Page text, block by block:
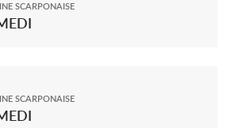
SCARPONAISE
SCARPONAISE